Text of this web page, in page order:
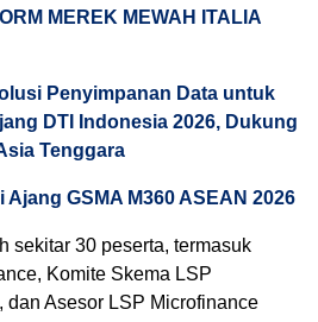
MEREK MEWAH ITALIA
Penyimpanan Data untuk
DTI Indonesia 2026, Dukung
Tenggara
Ajang GSMA M360 ASEAN 2026
sekitar 30 peserta, termasuk
Komite Skema LSP
dan Asesor LSP Microfinance